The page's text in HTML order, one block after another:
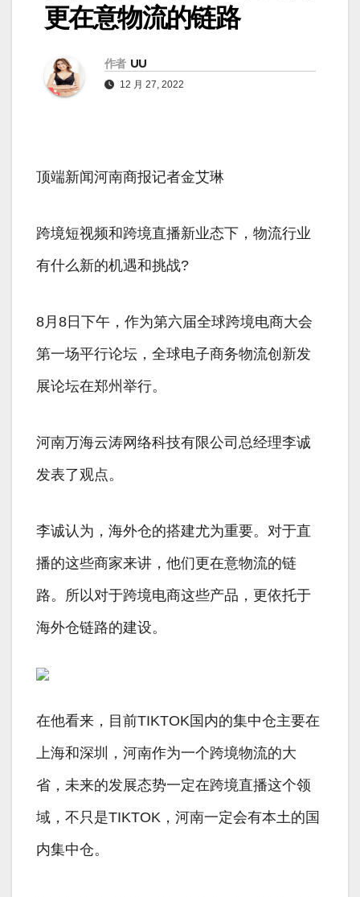
更在意物流的链路
作者 UU
12 月 27, 2022
顶端新闻河南商报记者金艾琳
跨境短视频和跨境直播新业态下，物流行业
有什么新的机遇和挑战?
8月8日下午，作为第六届全球跨境电商大会
第一场平行论坛，全球电子商务物流创新发
展论坛在郑州举行。
河南万海云涛网络科技有限公司总经理李诚
发表了观点。
李诚认为，海外仓的搭建尤为重要。对于直
播的这些商家来讲，他们更在意物流的链
路。所以对于跨境电商这些产品，更依托于
海外仓链路的建设。
在他看来，目前TIKTOK国内的集中仓主要在
上海和深圳，河南作为一个跨境物流的大
省，未来的发展态势一定在跨境直播这个领
域，不只是TIKTOK，河南一定会有本土的国
内集中仓。